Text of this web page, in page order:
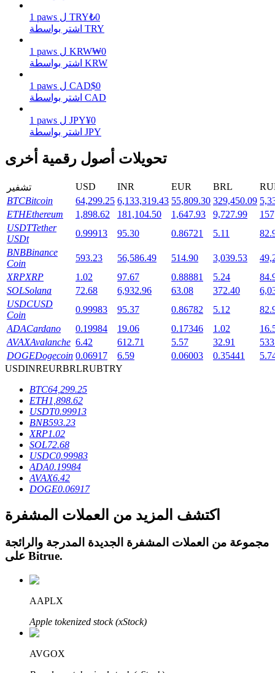
خنزير الطاقة
احصل على مكافآت تنافسية يوميًا
عوائد عالية والوصول الفوري
الرهان المرن لكسب العملات الرقمية الشهيرة
خدمة الاقتراض المدعومة بالعملات المشفرة
1 paws ل TRY₺0
اشتر بواسطة TRY
1 paws ل KRW₩0
اشتر بواسطة KRW
1 paws ل CAD$0
اشتر بواسطة CAD
1 paws ل JPY¥0
اشتر بواسطة JPY
تحويلات أصول رقمية أخرى
تشفير USD INR EUR BRL
BTCBitcoin 64,299.25 6,133,319.43 55,809.30 329,450.09
ETHEthereum 1,898.62 181,104.50 1,647.93 9,727.99
USDTTether
USDt
0.99913 95.30 0.86721 5.11
BNBBinance
Coin
593.23 56,586.49 514.90 3,039.53
XRPXRP 1.02 97.67 0.88881 5.24
SOLSolana 72.68 6,932.96 63.08 372.40
USDCUSD
Coin
0.99983 95.37 0.86782 5.12
ADACardano 0.19984 19.06 0.17346 1.02
AVAXAvalanche 6.42 612.71 5.57 32.91
DOGEDogecoin 0.06917 6.59 0.06003 0.35441
USDINREURBRLRUBTRY
BTC64,299.25
ETH1,898.62
USDT0.99913
BNB593.23
XRP1.02
SOL72.68
USDC0.99983
ADA0.19984
AVAX6.42
DOGE0.06917
اكتشف المزيد من العملات المشفرة
مجموعة من العملات المشفرة الجديدة المدرجة والرائجة
Bitrue.
AAPLX
Apple tokenized stock (xStock)
AVGOX